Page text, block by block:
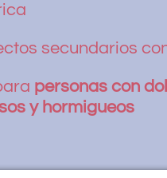
secundarios
personas con
y hormigueos